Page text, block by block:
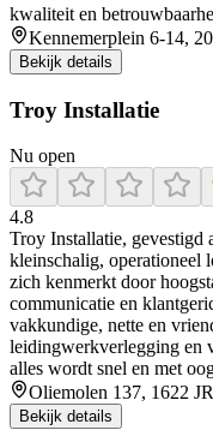
kwaliteit en
Kennemerplein 6-14,
Bekijk details
Troy Installatie
Nu open
4.8
Troy Installatie, gevestigd
kleinschalig, operationeel
zich kenmerkt door
communicatie en
vakkundige, nette en
leidingwerkverlegging en
alles wordt snel en met
Oliemolen 137, 1622
Bekijk details